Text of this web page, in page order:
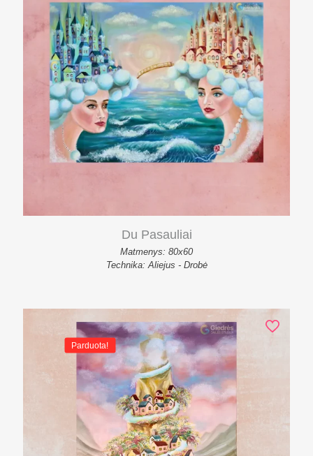
Du Pasauliai
Matmenys: 80x60
Technika: Aliejus - Drobė
Parduota!